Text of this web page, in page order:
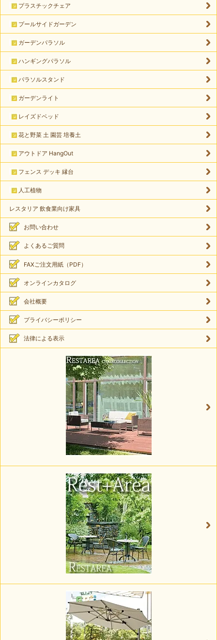
プラスチックチェア
プールサイドガーデン
ガーデンパラソル
ハンギングパラソル
パラソルスタンド
ガーデンライト
レイズドベッド
花と野菜 土 園芸 培養土
アウトドア HangOut
フェンス デッキ 縁台
人工植物
レスタリア 飲食業向け家具
お問い合わせ
よくあるご質問
FAXご注文用紙（PDF）
オンラインカタログ
会社概要
プライバシーポリシー
法律による表示